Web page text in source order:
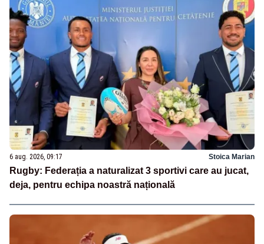
6 aug. 2026, 09:17 Stoica Marian
Rugby: Federația a naturalizat 3 sportivi care au jucat,
deja, pentru echipa noastră națională